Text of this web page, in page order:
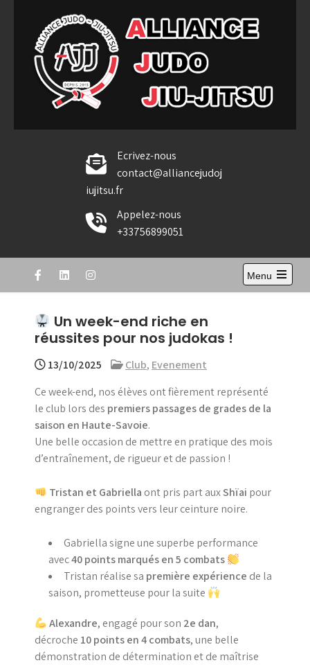
content
Alliance Judo Jiu-jitsu
Ecrivez-nous
contact@alliancejudoj
iujitsu.fr
Appelez-nous
+33756899051
Menu
Open
Un week-end riche en
réussites pour nos judokas !
13/10/2025 Club, Evenement
Ce week-end, nos élèves ont fièrement représenté
le club lors des premiers passages de grades de la
saison en Haute-Savoie.
Une belle occasion de mettre en pratique des mois
d’entraînement, de rigueur et de passion !
Tristan et Gabriella ont pris part auxShïai pour
engranger des points vers leur ceinture noire.
Gabriella signe une superbe performance
avec40 points marqués en 5 combats
Tristan réalise sa première expérience de la
saison, prometteuse pour la suite
Alexandre, engagé pour son 2e dan,
décroche 10 points en 4 combats, une belle
démonstration de détermination et de maîtrise